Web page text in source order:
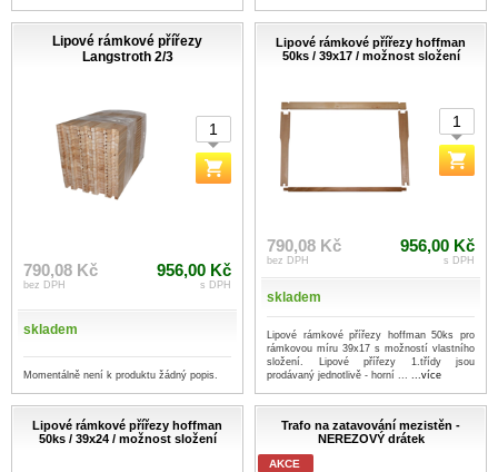
Lipové rámkové přířezy
Langstroth 2/3
790,08 Kč
bez DPH
956,00 Kč
s DPH
skladem
Momentálně není k produktu žádný popis.
Lipové rámkové přířezy hoffman
50ks / 39x17 / možnost složení
790,08 Kč
bez DPH
956,00 Kč
s DPH
skladem
Lipové rámkové přířezy hoffman 50ks pro
rámkovou míru 39x17 s možností vlastního
složení. Lipové přířezy 1.třídy jsou
prodávaný jednotlivě - horní ... ...více
Lipové rámkové přířezy hoffman
50ks / 39x24 / možnost složení
Trafo na zatavování mezistěn -
NEREZOVÝ drátek
AKCE